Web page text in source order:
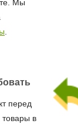
Мы
перед
в